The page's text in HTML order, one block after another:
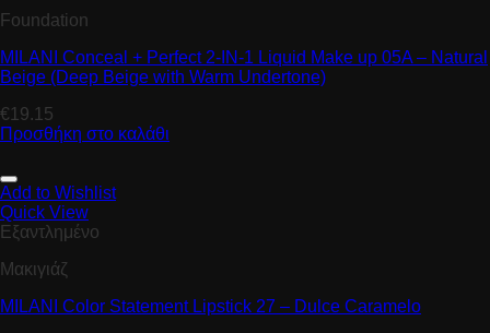
Foundation
MILANI Conceal + Perfect 2-IN-1 Liquid Make up 05A – Natural
Beige (Deep Beige with Warm Undertone)
€19.15
Προσθήκη στο καλάθι
Add to Wishlist
Quick View
Εξαντλημένο
Μακιγιάζ
MILANI Color Statement Lipstick 27 – Dulce Caramelo